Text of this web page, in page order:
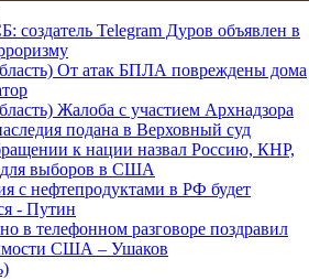
создатель Telegram Дуров объявлен в
От атак БПЛА повреждены дома
Жалоба с участием Архнадзора
подана в Верховный суд
к нации назвал Россию, КНР,
выборов в США
с нефтепродуктами в РФ будет
- Путин
в телефонном разговоре поздравил
США – Ушаков